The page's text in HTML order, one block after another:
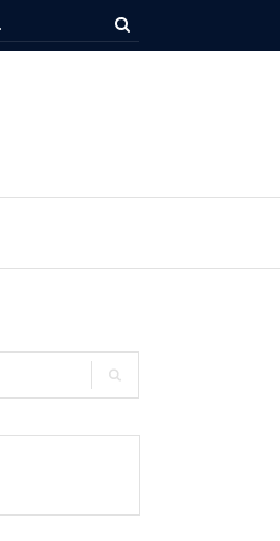
ម្តងទៀតនៅឆ្នាំនេះ